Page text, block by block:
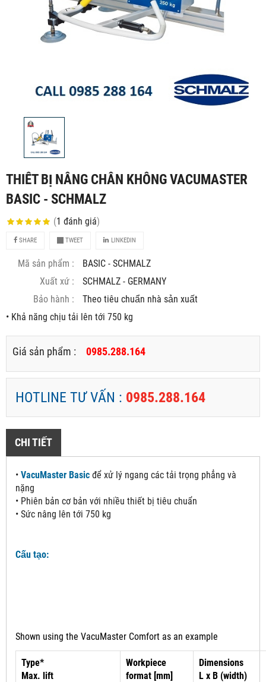
THIÊT BỊ NÂNG CHÂN KHÔNG VACUMASTER
BASIC - SCHMALZ
(1 đánh giá)
SHARE TWEET LINKEDIN
Mã sản phẩm :
BASIC - SCHMALZ
Xuất xứ :
SCHMALZ - GERMANY
Bảo hành :
Theo tiêu chuẩn nhà sản xuất
• Khả năng chịu tải lên tới 750 kg
Giá sản phẩm : 0985.288.164
HOTLINE TƯ VẤN : 0985.288.164
CHI TIẾT
• VacuMaster Basic để xử lý ngang các tải trọng phẳng và
nặng
• Phiên bản cơ bản với nhiều thiết bị tiêu chuẩn
• Sức nâng lên tới 750 kg
Cấu tạo:
Shown using the VacuMaster Comfort as an example
Type*
Max. lift
Workpiece
format [mm]
Dimensions
L x B (width)